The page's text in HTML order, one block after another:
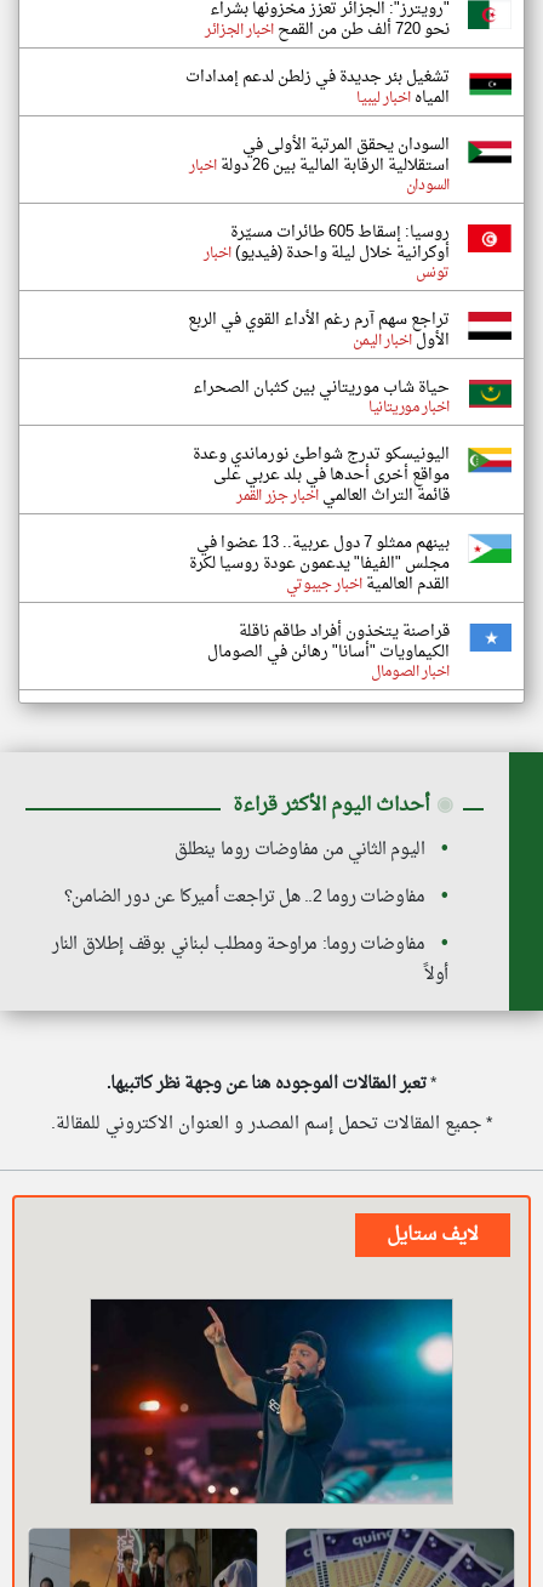
"رويترز": الجزائر تعزز مخزونها بشراء
نحو 720 ألف طن من القمح اخبار الجزائر
تشغيل بئر جديدة في زلطن لدعم إمدادات
المياهاخبار ليبيا
السودان يحقق المرتبة الأولى في
استقلالية الرقابة المالية بين 26 دولة اخبار
السودان
روسيا: إسقاط 605 طائرات مسيّرة
أوكرانية خلال ليلة واحدة (فيديو)اخبار
تونس
تراجع سهم آرم رغم الأداء القوي في الربع
الأولاخبار اليمن
حياة شاب موريتاني بين كثبان الصحراء
اخبار موريتانيا
اليونيسكو تدرج شواطئ نورماندي وعدة
مواقع أخرى أحدها في بلد عربي على
قائمة التراث العالمياخبار جزر القمر
بينهم ممثلو 7 دول عربية.. 13 عضوا في
مجلس "الفيفا" يدعمون عودة روسيا لكرة
القدم العالميةاخبار جيبوتي
قراصنة يتخذون أفراد طاقم ناقلة
الكيماويات "أسانا" رهائن في الصومال
اخبار الصومال
◉ أحداث اليوم الأكثر قراءة
اليوم الثاني من مفاوضات روما ينطلق
مفاوضات روما 2.. هل تراجعت أميركا عن دور الضامن؟
مفاوضات روما: مراوحة ومطلب لبناني بوقف إطلاق النار
أولاً
*تعبر المقالات الموجوده هنا عن وجهة نظر كاتبيها.
* جميع المقالات تحمل إسم المصدر و العنوان الاكتروني للمقالة.
لايف ستايل